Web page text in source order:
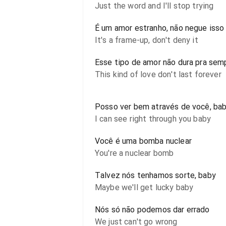
Just the word and I'll stop trying
É um amor estranho, não negue isso
It's a frame-up, don't deny it
Esse tipo de amor não dura pra
This kind of love don't last forever
Posso ver bem através de você,
I can see right through you baby
Você é uma bomba nuclear
You're a nuclear bomb
Talvez nós tenhamos sorte, baby
Maybe we'll get lucky baby
Nós só não podemos dar errado
We just can't go wrong